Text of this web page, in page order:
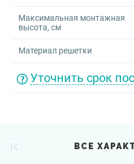
Максимальная монтажная
высота, см
Материал решетки
Уточнить срок
ВСЕ